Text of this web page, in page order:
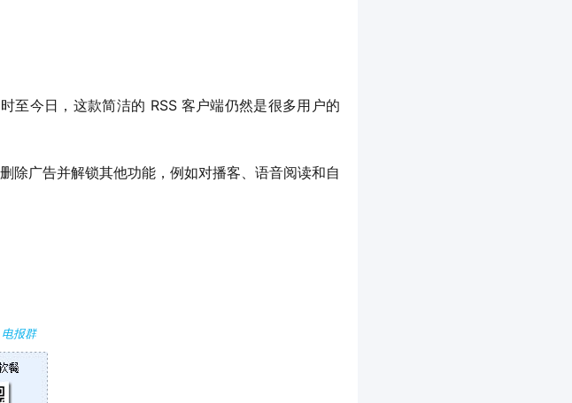
至今日，这款简洁的 RSS 客户端仍然是很多用户的
除广告并解锁其他功能，例如对播客、语音阅读和自
电报群